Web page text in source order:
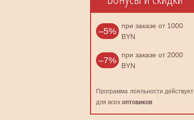
–5%
при заказе от 1000
BYN
–7%
при заказе от 2000
BYN
Программа лояльности действует
для всех оптовиков